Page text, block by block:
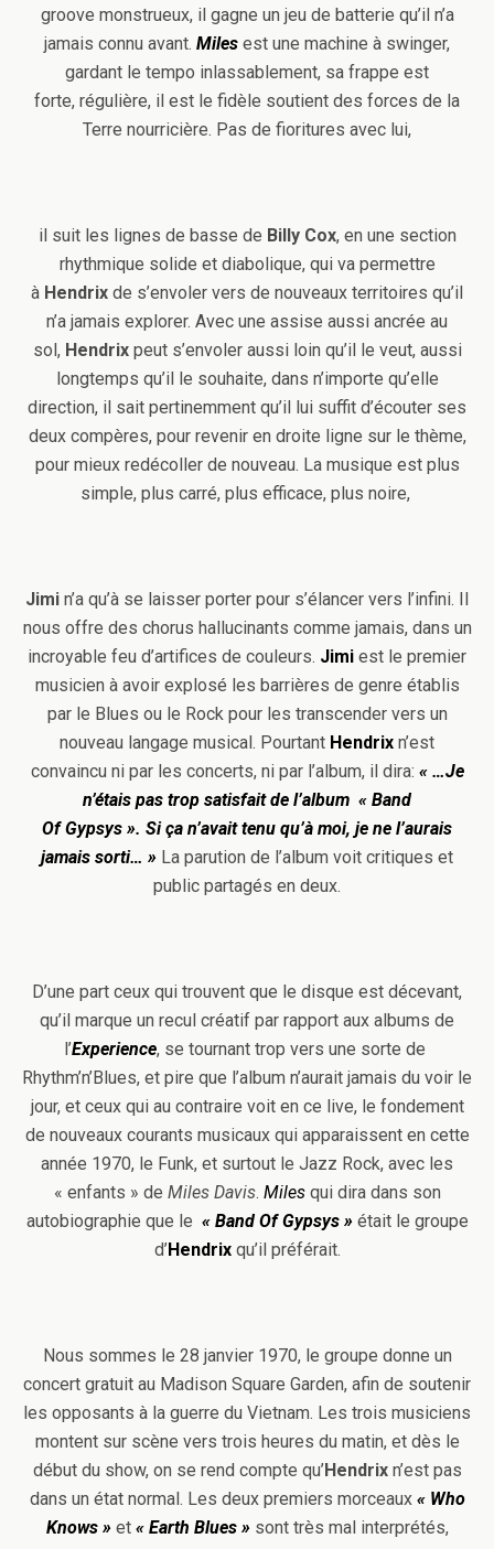
groove monstrueux, il gagne un jeu de batterie qu’il n’a
jamais connu avant. Miles est une machine à swinger,
gardant le tempo inlassablement, sa frappe est
forte, régulière, il est le fidèle soutient des forces de la
Terre nourricière. Pas de fioritures avec lui,
il suit les lignes de basse de Billy Cox, en une section
rhythmique solide et diabolique, qui va permettre
à Hendrix de s’envoler vers de nouveaux territoires qu’il
n’a jamais explorer. Avec une assise aussi ancrée au
sol, Hendrixpeut s’envoler aussi loin qu’il le veut, aussi
longtemps qu’il le souhaite, dans n’importe qu’elle
direction, il sait pertinemment qu’il lui suffit d’écouter ses
deux compères, pour revenir en droite ligne sur le thème,
pour mieux redécoller de nouveau. La musique est plus
simple, plus carré, plus efficace, plus noire,
Jimi n’a qu’à se laisser porter pour s’élancer vers l’infini. Il
nous offre des chorus hallucinants comme jamais, dans un
incroyable feu d’artifices de couleurs. Jimi est le premier
musicien à avoir explosé les barrières de genre établis
par le Blues ou le Rock pour les transcender vers un
nouveau langage musical. Pourtant Hendrix n’est
convaincu ni par les concerts, ni par l’album, il dira: « …Je
n’étais pas trop satisfait de l’album « Band
Of Gypsys ». Si ça n’avait tenu qu’à moi, je ne l’aurais
jamais sorti… » La parution de l’album voit critiques et
public partagés en deux.
D’une part ceux qui trouvent que le disque est décevant,
qu’il marque un recul créatif par rapport aux albums de
l’Experience, se tournant trop vers une sorte de
Rhythm’n’Blues, et pire que l’album n’aurait jamais du voir le
jour, et ceux qui au contraire voit en ce live, le fondement
de nouveaux courants musicaux qui apparaissent en cette
année 1970, le Funk, et surtout le Jazz Rock, avec les
« enfants » de Miles Davis. Milesqui dira dans son
autobiographie que le « Band Of Gypsys »était le groupe
d’Hendrixqu’il préférait.
Nous sommes le 28 janvier 1970, le groupe donne un
concert gratuit au Madison Square Garden, afin de soutenir
les opposants à la guerre du Vietnam. Les trois musiciens
montent sur scène vers trois heures du matin, et dès le
début du show, on se rend compte qu’Hendrixn’est pas
dans un état normal. Les deux premiers morceaux « Who
Knows »et « Earth Blues » sont très mal interprétés,